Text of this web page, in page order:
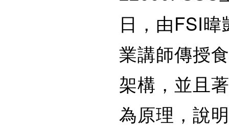
日，由FSI
業講師傳授
架構，並且
為原理，說